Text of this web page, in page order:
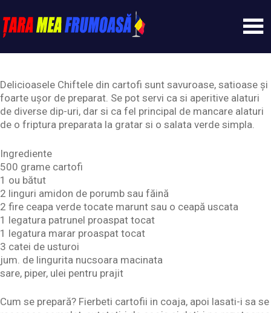
to
content
Tarameafrumoasa
Delicioasele Chiftele din cartofi sunt savuroase, satioase și
foarte ușor de preparat. Se pot servi ca si aperitive alaturi
de diverse dip-uri, dar si ca fel principal de mancare alaturi
de o friptura preparata la gratar si o salata verde simpla.
Ingrediente
500 grame cartofi
1 ou bătut
2 linguri amidon de porumb sau făină
2 fire ceapa verde tocate marunt sau o ceapă uscata
1 legatura patrunel proaspat tocat
1 legatura marar proaspat tocat
3 catei de usturoi
jum. de lingurita nucsoara macinata
sare, piper, ulei pentru prajit
Cum se prepară? Fierbeti cartofii in coaja, apoi lasati-i sa se